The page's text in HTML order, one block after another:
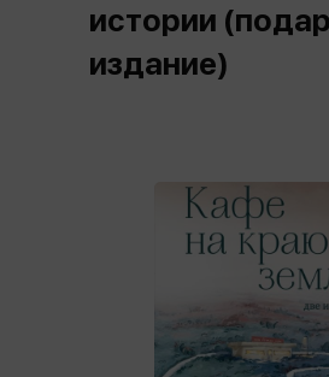
истории
издание)